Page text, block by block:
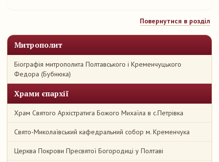
Митрополит
Біографія митрополита Полтавського і Кременчуцького
Федора (Бубнюка)
Храми єпархії
Храм Святого Архістратига Божого Михаїла в с.Петрівка
Свято-Миколаївський кафедральний собор м. Кременчука
Церква Покрови Пресвятої Богородиці у Полтаві
Повернутися в розділ